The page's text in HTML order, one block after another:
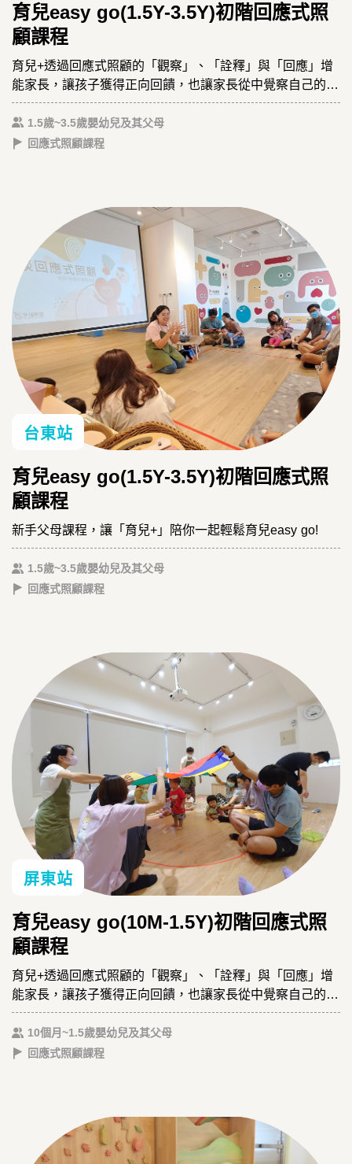
育兒easy go(1.5Y-3.5Y)初階回應式照
顧課程
育兒+透過回應式照顧的「觀察」、「詮釋」與「回應」增
能家長，讓孩子獲得正向回饋，也讓家長從中覺察自己的需
求、與孩子一起成長。
1.5歲~3.5歲嬰幼兒及其父母
回應式照顧課程
台東站
育兒easy go(1.5Y-3.5Y)初階回應式照
顧課程
新手父母課程，讓「育兒+」陪你一起輕鬆育兒easy go!
1.5歲~3.5歲嬰幼兒及其父母
回應式照顧課程
屏東站
育兒easy go(10M-1.5Y)初階回應式照
顧課程
育兒+透過回應式照顧的「觀察」、「詮釋」與「回應」增
能家長，讓孩子獲得正向回饋，也讓家長從中覺察自己的需
求、與孩子一起成長。
10個月~1.5歲嬰幼兒及其父母
回應式照顧課程